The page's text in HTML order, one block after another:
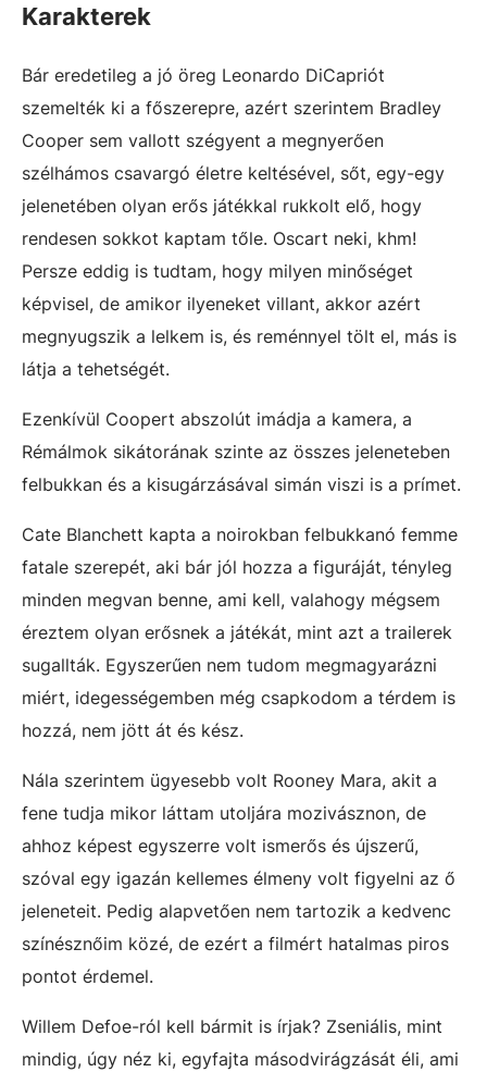
Karakterek
Bár eredetileg a jó öreg Leonardo DiCapriót
szemelték ki a főszerepre, azért szerintem Bradley
Cooper sem vallott szégyent a megnyerően
szélhámos csavargó életre keltésével, sőt, egy-egy
jelenetében olyan erős játékkal rukkolt elő, hogy
rendesen sokkot kaptam tőle. Oscart neki, khm!
Persze eddig is tudtam, hogy milyen minőséget
képvisel, de amikor ilyeneket villant, akkor azért
megnyugszik a lelkem is, és reménnyel tölt el, más is
látja a tehetségét.
Ezenkívül Coopert abszolút imádja a kamera, a
Rémálmok sikátorának szinte az összes jeleneteben
felbukkan és a kisugárzásával simán viszi is a prímet.
Cate Blanchett kapta a noirokban felbukkanó femme
fatale szerepét, aki bár jól hozza a figuráját, tényleg
minden megvan benne, ami kell, valahogy mégsem
éreztem olyan erősnek a játékát, mint azt a trailerek
sugallták. Egyszerűen nem tudom megmagyarázni
miért, idegességemben még csapkodom a térdem is
hozzá, nem jött át és kész.
Nála szerintem ügyesebb volt Rooney Mara, akit a
fene tudja mikor láttam utoljára mozivásznon, de
ahhoz képest egyszerre volt ismerős és újszerű,
szóval egy igazán kellemes élmeny volt figyelni az ő
jeleneteit. Pedig alapvetően nem tartozik a kedvenc
színésznőim közé, de ezért a filmért hatalmas piros
pontot érdemel.
Willem Defoe-ról kell bármit is írjak? Zseniális, mint
mindig, úgy néz ki, egyfajta másodvirágzását éli, ami